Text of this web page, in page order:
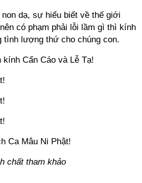
dạ, sự hiểu biết về thế giới
có phạm phải lỗi lầm gì thì kính
tình lượng thứ cho chúng con.
kính Cẩn Cáo và Lễ Tạ!
Ca Mâu Ni Phật!
chất tham khảo